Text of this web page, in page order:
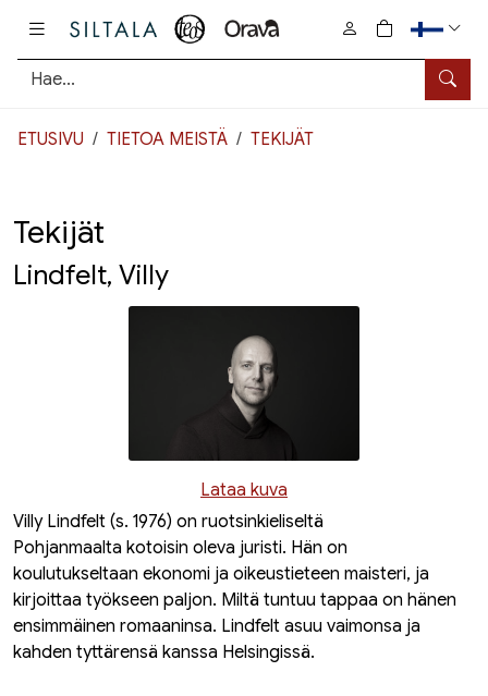
Hae
0
tuotetta
ETUSIVU TIETOA MEISTÄ TEKIJÄT
Tekijät
Lindfelt, Villy
Lataa kuva
Villy Lindfelt (s. 1976) on ruotsinkieliseltä
Pohjanmaalta kotoisin oleva juristi. Hän on
koulutukseltaan ekonomi ja oikeustieteen maisteri, ja
kirjoittaa työkseen paljon. Miltä tuntuu tappaa on hänen
ensimmäinen romaaninsa. Lindfelt asuu vaimonsa ja
kahden tyttärensä kanssa Helsingissä.